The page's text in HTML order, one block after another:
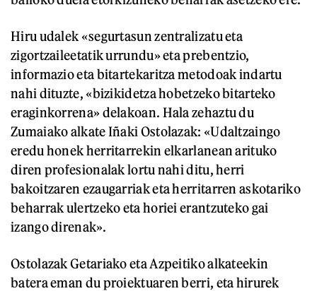
Hiru udalek «segurtasun zentralizatu eta
zigortzaileetatik urrundu» eta prebentzio,
informazio eta bitartekaritza metodoak indartu
nahi dituzte, «bizikidetza hobetzeko bitarteko
eraginkorrena» delakoan. Hala zehaztu du
Zumaiako alkate Iñaki Ostolazak: «Udaltzaingo
eredu honek herritarrekin elkarlanean arituko
diren profesionalak lortu nahi ditu, herri
bakoitzaren ezaugarriak eta herritarren askotariko
beharrak ulertzeko eta horiei erantzuteko gai
izango direnak».
Ostolazak Getariako eta Azpeitiko alkateekin
batera eman du proiektuaren berri, eta hirurek